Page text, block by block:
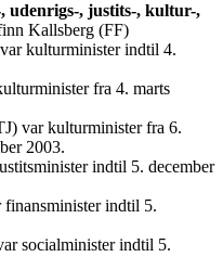
udenrigs-, justits-, kultur-,
Kallsberg (FF)
kulturminister indtil 4.
fra 4. marts
var kulturminister fra 6.
2003.
indtil 5. december
finansminister indtil 5.
socialminister indtil 5.